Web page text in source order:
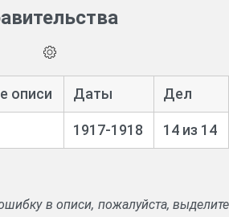
описи Даты Дел
1917-1918 14 из 14
в описи, пожалуйста, выделите